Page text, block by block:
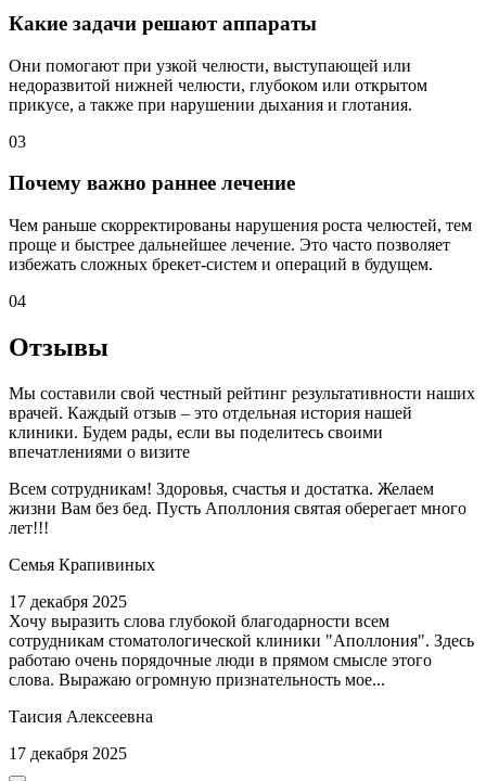
Какие задачи решают аппараты
Они помогают при узкой челюсти, выступающей или
недоразвитой нижней челюсти, глубоком или открытом
прикусе, а также при нарушении дыхания и глотания.
03
Почему важно раннее лечение
Чем раньше скорректированы нарушения роста челюстей, тем
проще и быстрее дальнейшее лечение. Это часто позволяет
избежать сложных брекет-систем и операций в будущем.
04
Отзывы
Мы составили свой честный рейтинг результативности наших
врачей. Каждый отзыв – это отдельная история нашей
клиники. Будем рады, если вы поделитесь своими
впечатлениями о визите
Всем сотрудникам! Здоровья, счастья и достатка. Желаем
жизни Вам без бед. Пусть Аполлония святая оберегает много
лет!!!
Семья Крапивиных
17 декабря 2025
Хочу выразить слова глубокой благодарности всем
сотрудникам стоматологической клиники "Аполлония". Здесь
работаю очень порядочные люди в прямом смысле этого
слова. Выражаю огромную признательность мое...
Таисия Алексеевна
17 декабря 2025